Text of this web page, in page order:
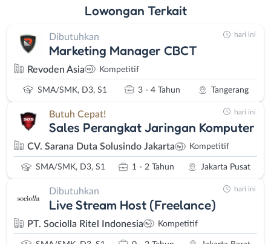
Lowongan Terkait
Dibutuhkan
Marketing Manager CBCT
Revoden Asia Kompetitif
SMA/SMK, D3, S1 3 - 4 Tahun Tangerang
hari ini
Butuh Cepat!
Sales Perangkat Jaringan Komputer
CV. Sarana Duta Solusindo Jakarta Kompetitif
SMA/SMK, D3, S1 1 - 2 Tahun Jakarta Pusat
hari ini
Dibutuhkan
Live Stream Host (Freelance)
PT. Sociolla Ritel Indonesia Kompetitif
hari ini